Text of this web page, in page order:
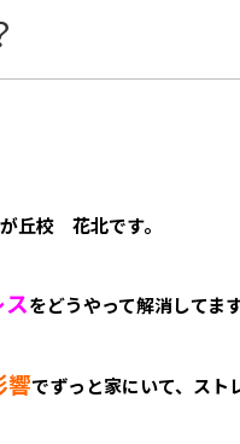
丘校 花北です。
をどうやって解消してま
響でずっと家にいて、 スト